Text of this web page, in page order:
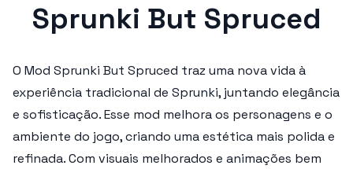
Sprunki But Spruced
O Mod Sprunki But Spruced traz uma nova vida à
experiência tradicional de Sprunki, juntando elegância
e sofisticação. Esse mod melhora os personagens e o
ambiente do jogo, criando uma estética mais polida e
refinada. Com visuais melhorados e animações bem